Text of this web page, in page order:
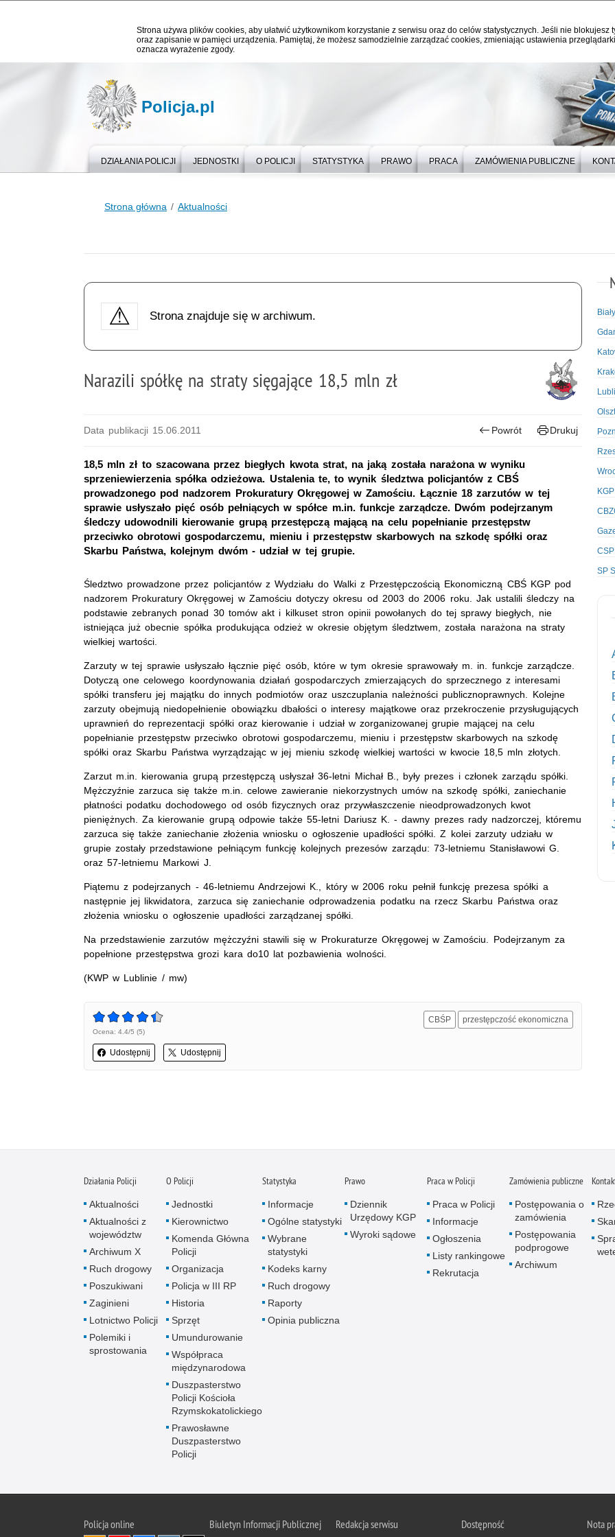
Strona używa plików cookies, aby ułatwić użytkownikom korzystanie z serwisu oraz do celów statystycznych. Jeśli nie blokujesz
oraz zapisanie w pamięci urządzenia. Pamiętaj, że możesz samodzielnie zarządzać cookies, zmieniając ustawienia
oznacza wyrażenie zgody.
Policja.pl
DZIAŁANIA POLICJI JEDNOSTKI O POLICJI STATYSTYKA PRAWO PRACA ZAMÓWIENIA PUBLICZNE
Strona główna Aktualności
Strona znajduje się w archiwum.
Narazili spółkę na straty sięgające 18,5 mln zł
Data publikacji 15.06.2011 Powrót Drukuj
18,5 mln zł to szacowana przez biegłych kwota strat, na jaką została narażona w wyniku
sprzeniewierzenia spółka odzieżowa. Ustalenia te, to wynik śledztwa policjantów z CBŚ
prowadzonego pod nadzorem Prokuratury Okręgowej w Zamościu. Łącznie 18 zarzutów w tej
sprawie usłyszało pięć osób pełniących w spółce m.in. funkcje zarządcze. Dwóm podejrzanym
śledczy udowodnili kierowanie grupą przestępczą mającą na celu popełnianie przestępstw
przeciwko obrotowi gospodarczemu, mieniu i przestępstw skarbowych na szkodę spółki oraz
Skarbu Państwa, kolejnym dwóm - udział w tej grupie.
Śledztwo prowadzone przez policjantów z Wydziału do Walki z Przestępczością Ekonomiczną CBŚ KGP pod
nadzorem Prokuratury Okręgowej w Zamościu dotyczy okresu od 2003 do 2006 roku. Jak ustalili śledczy na
podstawie zebranych ponad 30 tomów akt i kilkuset stron opinii powołanych do tej sprawy biegłych, nie
istniejąca już obecnie spółka produkująca odzież w okresie objętym śledztwem, została narażona na straty
wielkiej wartości.
Zarzuty w tej sprawie usłyszało łącznie pięć osób, które w tym okresie sprawowały m. in. funkcje zarządcze.
Dotyczą one celowego koordynowania działań gospodarczych zmierzających do sprzecznego z interesami
spółki transferu jej majątku do innych podmiotów oraz uszczuplania należności publicznoprawnych. Kolejne
zarzuty obejmują niedopełnienie obowiązku dbałości o interesy majątkowe oraz przekroczenie przysługujących
uprawnień do reprezentacji spółki oraz kierowanie i udział w zorganizowanej grupie mającej na celu
popełnianie przestępstw przeciwko obrotowi gospodarczemu, mieniu i przestępstw skarbowych na szkodę
spółki oraz Skarbu Państwa wyrządzając w jej mieniu szkodę wielkiej wartości w kwocie 18,5 mln złotych.
Zarzut m.in. kierowania grupą przestępczą usłyszał 36-letni Michał B., były prezes i członek zarządu spółki.
Mężczyźnie zarzuca się także m.in. celowe zawieranie niekorzystnych umów na szkodę spółki, zaniechanie
płatności podatku dochodowego od osób fizycznych oraz przywłaszczenie nieodprowadzonych kwot
pieniężnych. Za kierowanie grupą odpowie także 55-letni Dariusz K. - dawny prezes rady nadzorczej, któremu
zarzuca się także zaniechanie złożenia wniosku o ogłoszenie upadłości spółki. Z kolei zarzuty udziału w
grupie zostały przedstawione pełniącym funkcję kolejnych prezesów zarządu: 73-letniemu Stanisławowi G.
oraz 57-letniemu Markowi J.
Piątemu z podejrzanych - 46-letniemu Andrzejowi K., który w 2006 roku pełnił funkcję prezesa spółki a
następnie jej likwidatora, zarzuca się zaniechanie odprowadzenia podatku na rzecz Skarbu Państwa oraz
złożenia wniosku o ogłoszenie upadłości zarządzanej spółki.
Na przedstawienie zarzutów mężczyźni stawili się w Prokuraturze Okręgowej w Zamościu. Podejrzanym za
popełnione przestępstwa grozi kara do10 lat pozbawienia wolności.
(KWP w Lublinie / mw)
Ocena: 4.4/5 (5)
Udostępnij Udostępnij
CBŚP przestępczość ekonomiczna
KGP
SP
Działania Policji
Aktualności
Aktualności z
województw
Archiwum X
Ruch drogowy
Poszukiwani
Zaginieni
Lotnictwo Policji
Polemiki i
sprostowania
O Policji
Jednostki
Kierownictwo
Komenda Główna
Policji
Organizacja
Policja w III RP
Historia
Sprzęt
Umundurowanie
Współpraca
międzynarodowa
Duszpasterstwo
Policji Kościoła
Rzymskokatolickiego
Prawosławne
Duszpasterstwo
Policji
Statystyka
Informacje
Ogólne statystyki
Wybrane
statystyki
Kodeks karny
Ruch drogowy
Raporty
Opinia publiczna
Prawo
Dziennik
Urzędowy KGP
Wyroki sądowe
Praca w Policji
Praca w Policji
Informacje
Ogłoszenia
Listy rankingowe
Rekrutacja
Zamówienia publiczne
Postępowania o
zamówienia
Postępowania
podprogowe
Archiwum
Policjaonline Biuletyn Informacji Publicznej Redakcja serwisu Dostępność
Nota